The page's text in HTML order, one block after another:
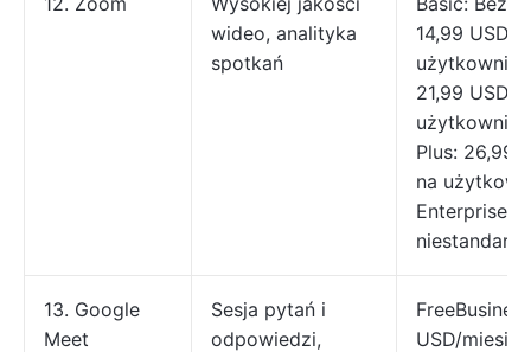
wideo, analityka
spotkań
14,99 USD/
21,99 USD/
Plus: 26,99
na
Enterprise:
13. Google
Meet
Sesja pytań i
odpowiedzi,
USD/